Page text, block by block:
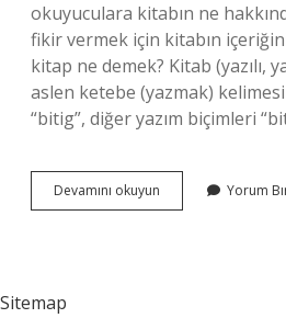
okuyuculara kitabın ne
fikir vermek için kitabın
kitap ne demek? Kitab (yazılı,
aslen ketebe (yazmak)
“bitig”, diğer yazım biçimleri
Devamını okuyun
Türkçesi
Yorum
Sitemap